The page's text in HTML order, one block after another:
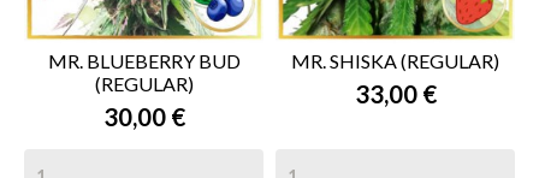
MR. BLUEBERRY BUD
(REGULAR)
30,00 €
MR. SHISKA (REGULAR)
33,00 €